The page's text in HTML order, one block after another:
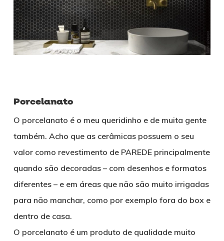
Porcelanato
O porcelanato é o meu queridinho e de muita gente
também. Acho que as cerâmicas possuem o seu
valor como revestimento de PAREDE principalmente
quando são decoradas – com desenhos e formatos
diferentes – e em áreas que não são muito irrigadas
para não manchar, como por exemplo fora do box e
dentro de casa.
O porcelanato é um produto de qualidade muito